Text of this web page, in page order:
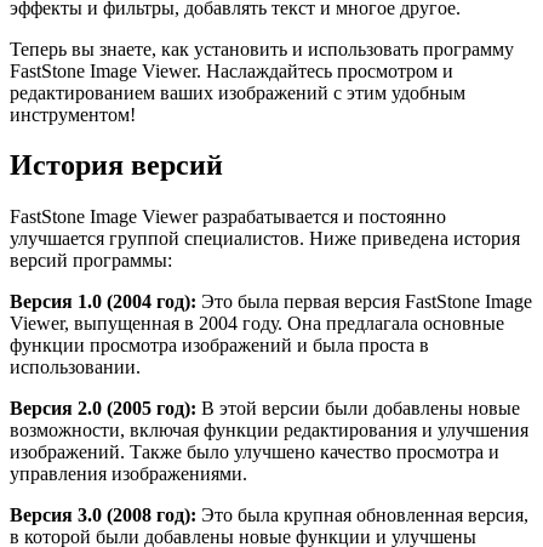
эффекты и фильтры, добавлять текст и многое другое.
Теперь вы знаете, как установить и использовать программу
FastStone Image Viewer. Наслаждайтесь просмотром и
редактированием ваших изображений с этим удобным
инструментом!
История версий
FastStone Image Viewer разрабатывается и постоянно
улучшается группой специалистов. Ниже приведена история
версий программы:
Версия 1.0 (2004 год): Это была первая версия FastStone Image
Viewer, выпущенная в 2004 году. Она предлагала основные
функции просмотра изображений и была проста в
использовании.
Версия 2.0 (2005 год): В этой версии были добавлены новые
возможности, включая функции редактирования и улучшения
изображений. Также было улучшено качество просмотра и
управления изображениями.
Версия 3.0 (2008 год): Это была крупная обновленная версия,
в которой были добавлены новые функции и улучшены